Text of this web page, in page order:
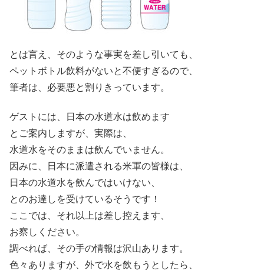
とは言え、そのような事実を差し引いても、
ペットボトル飲料がないと不便すぎるので、
筆者は、必要悪と割りきっています。
ゲストには、日本の水道水は飲めます
とご案内しますが、実際は、
水道水をそのままは飲んでいません。
因みに、日本に派遣される米軍の皆様は、
日本の水道水を飲んではいけない、
とのお達しを受けているそうです！
ここでは、それ以上は差し控えます、
お察しください。
調べれば、その手の情報は沢山あります。
色々ありますが、外で水を飲もうとしたら、